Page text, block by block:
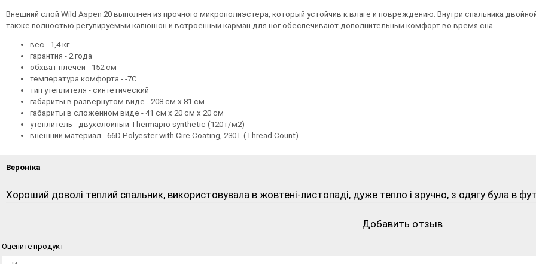
Внешний слой Wild Aspen 20 выполнен из прочного микрополиэстера, который устойчив к влаге и повреждению. Внутри спальника
также полностью регулируемый капюшон и встроенный карман для ног обеспечивают дополнительный комфорт во время сна.
вес - 1,4 кг
гарантия - 2 года
обхват плечей - 152 см
температура комфорта - -7C
тип утеплителя - синтетический
габариты в развернутом виде - 208 см х 81 см
габариты в сложенном виде - 41 см х 20 см х 20 см
утеплитель - двухслойный Thermapro synthetic (120 г/м2)
внешний материал - 66D Polyester with Cire Coating, 230T (Thread Count)
Вероніка
Хороший доволі теплий спальник, використовувала в жовтені-листопаді, дуже тепло і зручно, з одягу була в
Добавить отзыв
Оцените продукт